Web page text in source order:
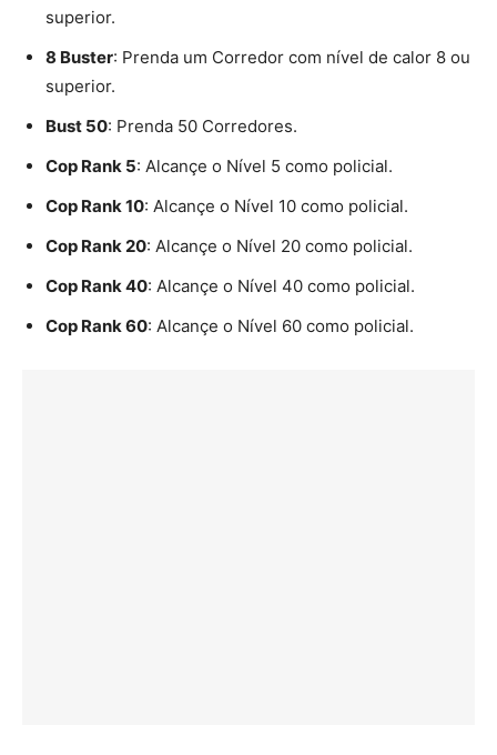
superior.
8 Buster: Prenda um Corredor com nível de calor 8 ou
superior.
Bust 50: Prenda 50 Corredores.
Cop Rank 5: Alcançe o Nível 5 como policial.
Cop Rank 10: Alcançe o Nível 10 como policial.
Cop Rank 20: Alcançe o Nível 20 como policial.
Cop Rank 40: Alcançe o Nível 40 como policial.
Cop Rank 60: Alcançe o Nível 60 como policial.